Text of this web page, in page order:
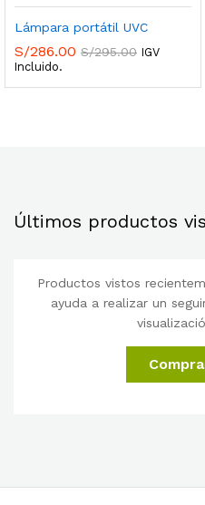
Lámpara portátil UVC
S/286.00 S/295.00 IGV
Incluido.
Últimos productos
Productos vistos
ayuda a realizar un